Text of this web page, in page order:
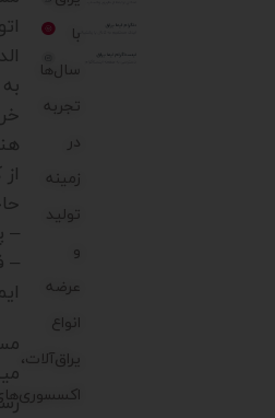
با
سال‌ها
تجربه
در
زمینه
تولید
و
عرضه
انواع
یراق‌آلات،
–